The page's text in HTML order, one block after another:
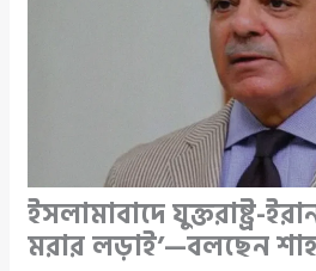
ইসলামাবাদে যুক্তরাষ্ট্র-
মরার লড়াই’—বলছেন